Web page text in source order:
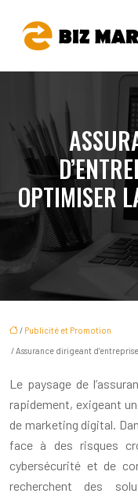
OPTIMISER
/ Publicité et Promotion
/ Assurance dirigeant
Le paysage de
rapidement, exigeant
de marketing digital.
face à des risques
cybersécurité et de
recherchent des